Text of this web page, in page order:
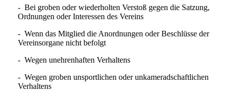
- Bei groben oder wiederholten Verstoß gegen die Satzung,
Ordnungen oder Interessen des Vereins
- Wenn das Mitglied die Anordnungen oder Beschlüsse der
Vereinsorgane nicht befolgt
- Wegen unehrenhaften Verhaltens
- Wegen groben unsportlichen oder unkameradschaftlichen
Verhaltens